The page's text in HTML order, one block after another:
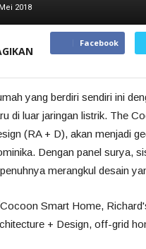
2018
Facebook
yang berdiri sendiri ini
di luar jaringan listrik. The
(RA + D), akan menjadi
Dengan panel surya,
merangkul desain